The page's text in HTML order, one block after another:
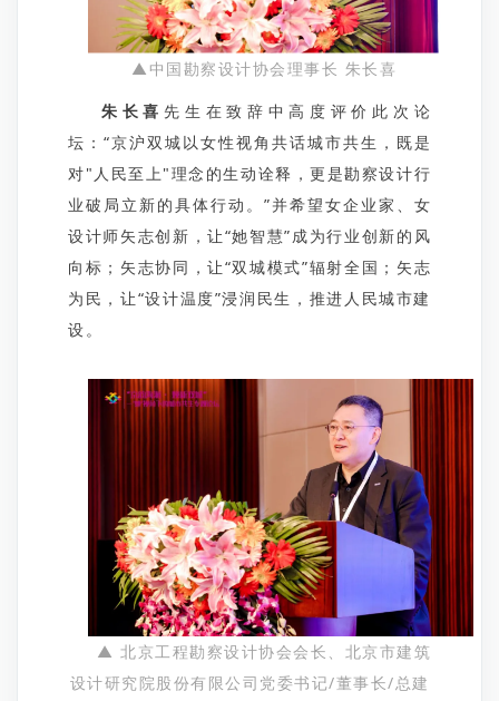
▲中国勘察设计协会理事长 朱长喜
朱长喜先生在致辞中高度评价此次论
坛：“京沪双城以女性视角共话城市共生，既是
对"人民至上"理念的生动诠释，更是勘察设计行
业破局立新的具体行动。”并希望女企业家、女
设计师矢志创新，让“她智慧”成为行业创新的风
向标；矢志协同，让“双城模式”辐射全国；矢志
为民，让“设计温度”浸润民生，推进人民城市建
设。
▲ 北京工程勘察设计协会会长、北京市建筑
设计研究院股份有限公司党委书记/董事长/总建